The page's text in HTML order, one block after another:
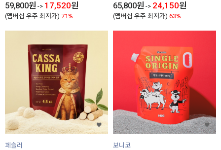
59,800원 -> 17,520원
(멤버십 우주 최저가) 71%
65,800원 -> 24,150원
(멤버십 우주 최저가) 63%
페슬러
보니코